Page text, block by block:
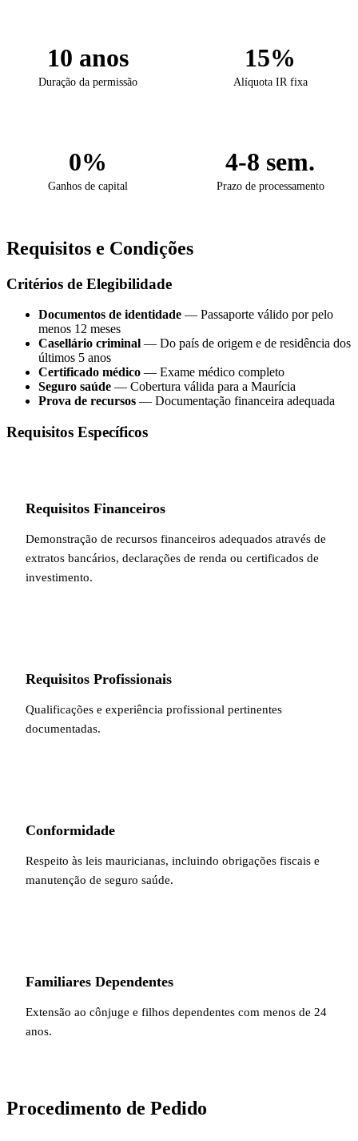
10 anos
Duração da permissão
15%
Alíquota IR fixa
0%
Ganhos de capital
4-8 sem.
Prazo de processamento
Requisitos e Condições
Critérios de Elegibilidade
Documentos de identidade — Passaporte válido por pelo
menos 12 meses
Casellário criminal — Do país de origem e de residência dos
últimos 5 anos
Certificado médico — Exame médico completo
Seguro saúde — Cobertura válida para a Maurícia
Prova de recursos — Documentação financeira adequada
Requisitos Específicos
Requisitos Financeiros
Demonstração de recursos financeiros adequados através de
extratos bancários, declarações de renda ou certificados de
investimento.
Requisitos Profissionais
Qualificações e experiência profissional pertinentes
documentadas.
Conformidade
Respeito às leis mauricianas, incluindo obrigações fiscais e
manutenção de seguro saúde.
Familiares Dependentes
Extensão ao cônjuge e filhos dependentes com menos de 24
anos.
Procedimento de Pedido